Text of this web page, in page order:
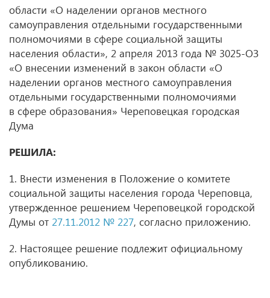
области «О наделении органов местного
самоуправления отдельными государственными
полномочиями в сфере социальной защиты
населения области», 2 апреля 2013 года № 3025-ОЗ
«О внесении изменений в закон области «О
наделении органов местного самоуправления
отдельными государственными полномочиями
в сфере образования» Череповецкая городская
Дума
РЕШИЛА:
1. Внести изменения в Положение о комитете
социальной защиты населения города Череповца,
утвержденное решением Череповецкой городской
Думы от 27.11.2012 № 227, согласно приложению.
2. Настоящее решение подлежит официальному
опубликованию.